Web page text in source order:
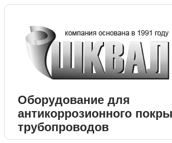
Оборудование для
антикоррозионного
трубопроводов